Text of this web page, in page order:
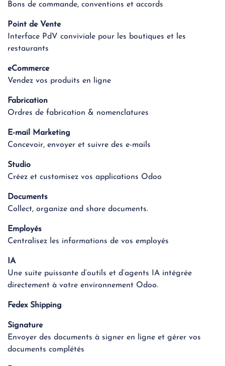
Bons de commande, conventions et accords
Point de Vente
Interface PdV conviviale pour les boutiques et les
restaurants
eCommerce
Vendez vos produits en ligne
Fabrication
Ordres de fabrication & nomenclatures
E-mail Marketing
Concevoir, envoyer et suivre des e-mails
Studio
Créez et customisez vos applications Odoo
Documents
Collect, organize and share documents.
Employés
Centralisez les informations de vos employés
IA
Une suite puissante d’outils et d’agents IA intégrée
directement à votre environnement Odoo.
Fedex Shipping
Signature
Envoyer des documents à signer en ligne et gérer vos
documents complétés